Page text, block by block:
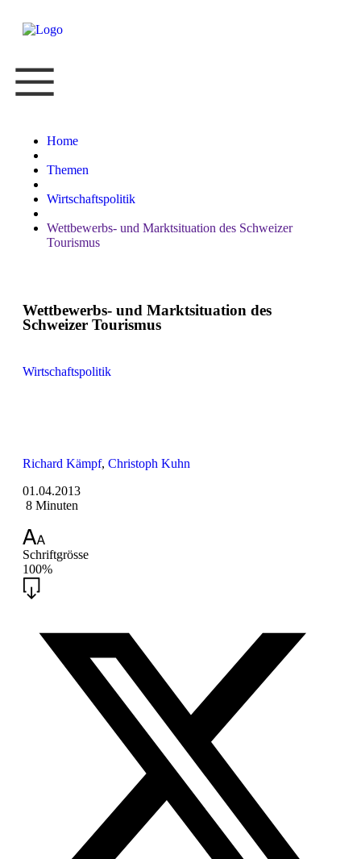
Home
Themen
Wirtschaftspolitik
Wettbewerbs- und Marktsituation des Schweizer
Tourismus
Wettbewerbs- und Marktsituation des
Schweizer Tourismus
Wirtschaftspolitik
Richard Kämpf, Christoph Kuhn
01.04.2013
8 Minuten
Schriftgrösse
100%